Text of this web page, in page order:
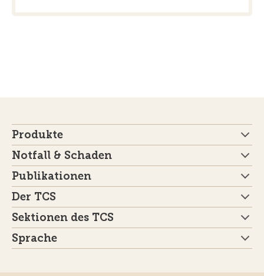
Produkte
Notfall & Schaden
Publikationen
Der TCS
Sektionen des TCS
Sprache